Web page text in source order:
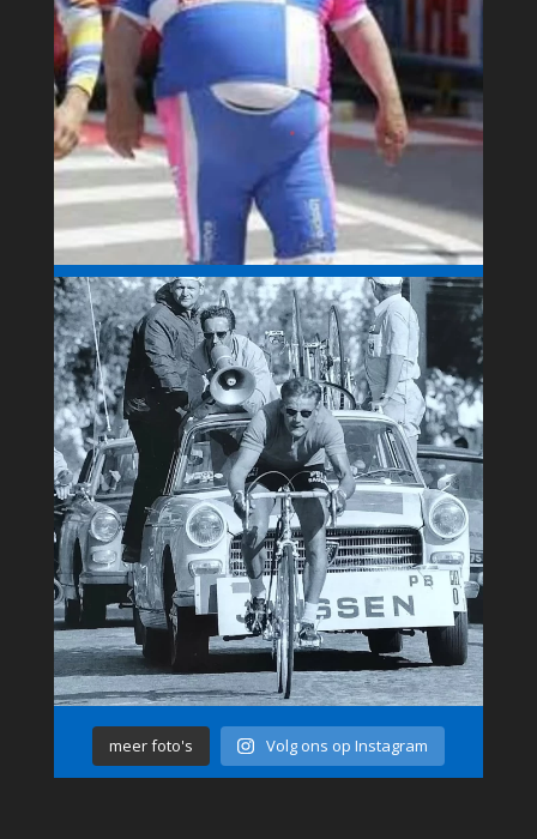
meer foto's Volg ons op Instagram